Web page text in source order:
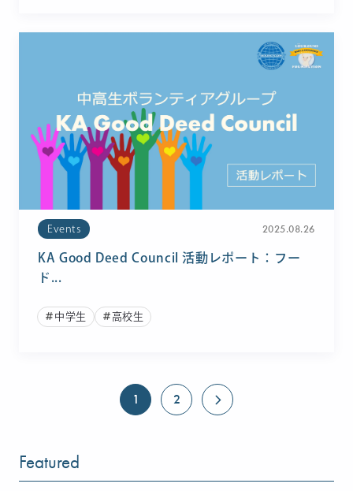
Events 2025.08.26
KA Good Deed Council 活動レポート：フー
ド...
中学生 高校生
1 2
Featured